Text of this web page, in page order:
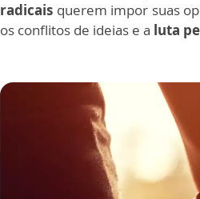
radicais querem impor suas
os conflitos de ideias e a luta